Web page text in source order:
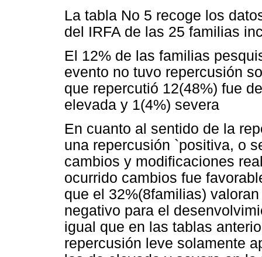
La tabla No 5 recoge los
del IRFA de las 25 familias
El 12% de las familias
evento no tuvo repercusión
que repercutió 12(48%) fue
elevada y 1(4%) severa
En cuanto al sentido de la
una repercusión `positiva, o
cambios y modificaciones
ocurrido cambios fue
que el 32%(8familias)
negativo para el
igual que en las tablas
repercusión leve solamente